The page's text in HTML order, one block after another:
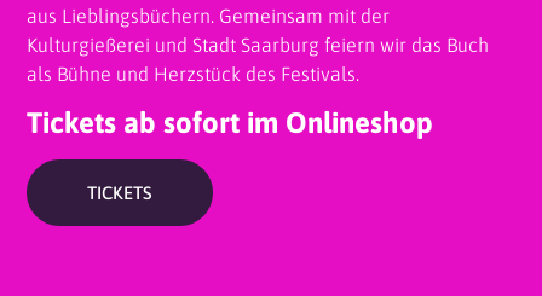
aus Lieblingsbüchern. Gemeinsam mit der
Kulturgießerei und Stadt Saarburg feiern wir das Buch
als Bühne und Herzstück des Festivals.
Tickets ab sofort im Onlineshop
TICKETS